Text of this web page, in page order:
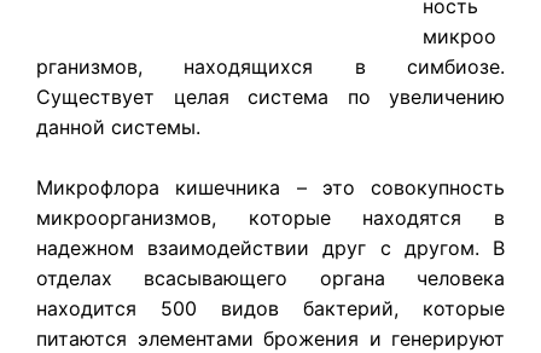
ность
микроо
рганизмов, находящихся в симбиозе.
Существует целая система по увеличению
данной системы.
Микрофлора кишечника – это совокупность
микроорганизмов, которые находятся в
надежном взаимодействии друг с другом. В
отделах всасывающего органа человека
находится 500 видов бактерий, которые
питаются элементами брожения и генерируют